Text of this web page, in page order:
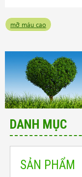
mỡ máu cao
DANH MỤC
SẢN PHẨM